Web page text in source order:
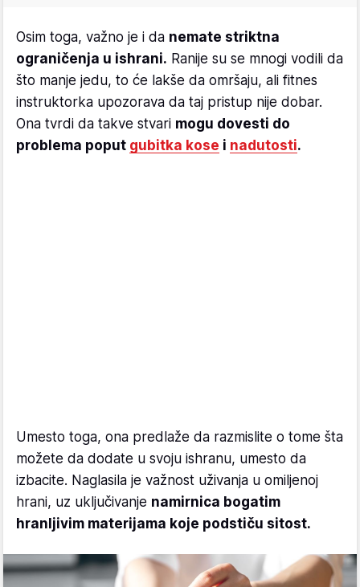
Osim toga, važno je i da nemate striktna
ograničenja u ishrani. Ranije su se mnogi vodili da
što manje jedu, to će lakše da omršaju, ali fitnes
instruktorka upozorava da taj pristup nije dobar.
Ona tvrdi da takve stvari mogu dovesti do
problema poput gubitka kose i nadutosti.
Umesto toga, ona predlaže da razmislite o tome šta
možete da dodate u svoju ishranu, umesto da
izbacite. Naglasila je važnost uživanja u omiljenoj
hrani, uz uključivanje namirnica bogatim
hranljivim materijama koje podstiču sitost.